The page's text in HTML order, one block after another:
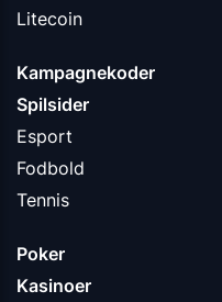
Litecoin
Kampagnekoder
Spilsider
Esport
Fodbold
Tennis
Poker
Kasinoer